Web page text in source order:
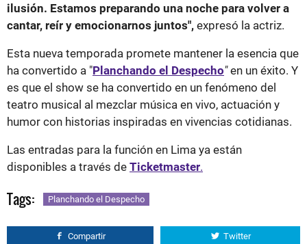
ilusión. Estamos preparando una noche para volver a
cantar, reír y emocionarnos juntos", expresó la actriz.
Esta nueva temporada promete mantener la esencia que
ha convertido a "Planchando el Despecho"en un éxito. Y
es que el show se ha convertido en un fenómeno del
teatro musical al mezclar música en vivo, actuación y
humor con historias inspiradas en vivencias cotidianas.
Las entradas para la función en Lima ya están
disponibles a través de Ticketmaster.
Tags: Planchando el Despecho
Compartir Twitter